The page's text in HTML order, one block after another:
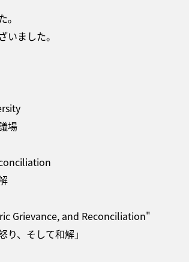
いました。
場
Grievance, and Reconciliation"
り、そして和解」